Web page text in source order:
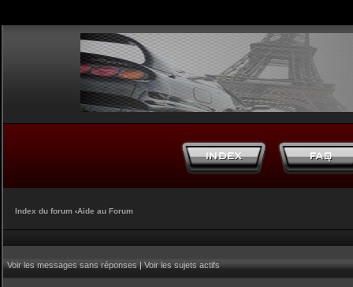
Index du forum ‹Aide au Forum
Voir les messages sans réponses|Voir les sujets actifs